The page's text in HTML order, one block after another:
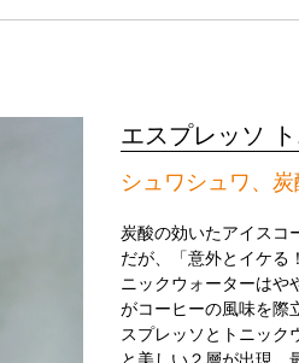
エスプレッソ
シュワシュワ、
炭酸の効いたアイスコ
だが、「意外とイケる
ニックウォーターはや
がコーヒーの風味を際
スプレッソとトニック